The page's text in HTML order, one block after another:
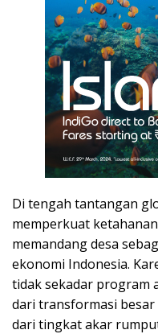
Di tengah tantangan
memperkuat
memandang desa
ekonomi Indonesia.
tidak sekadar program
dari transformasi
dari tingkat akar